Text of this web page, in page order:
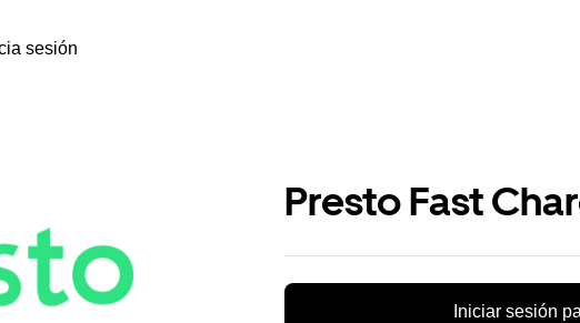
sesión
Presto Fast
Iniciar sesión